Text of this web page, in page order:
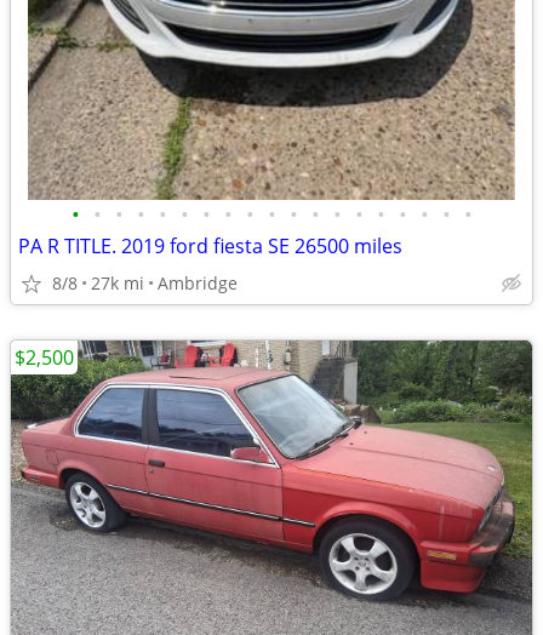
• • • • • • • • • • • • • • • • • • •
PA R TITLE. 2019 ford fiesta SE 26500 miles
8/8 27k mi Ambridge
$2,500